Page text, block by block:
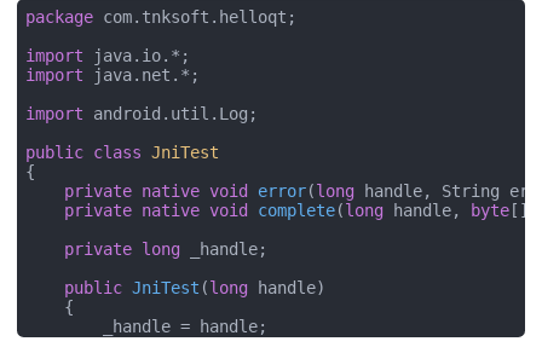
package com.tnksoft.helloqt;
import
import java.net.*;
import android.util.Log;
public class JniTest
{
private native void error(long handle, String
private native void complete(long handle, byte []
private long _handle;
public JniTest (long handle)
{
        _handle = handle;